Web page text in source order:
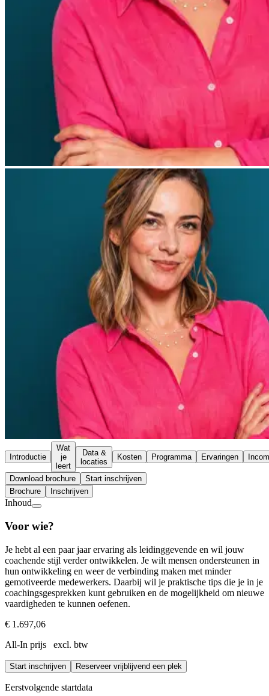
Introductie
Wat
je
leert
Data &
locaties
Kosten Programma Ervaringen
Download brochure
Start inschrijven
Brochure
Inschrijven
Inhoud
Voor wie?
Je hebt al een paar jaar ervaring als leidinggevende en wil jouw
coachende stijl verder ontwikkelen. Je wilt mensen ondersteunen in
hun ontwikkeling en weer de verbinding maken met minder
gemotiveerde medewerkers. Daarbij wil je praktische tips die je in je
coachingsgesprekken kunt gebruiken en de mogelijkheid om nieuwe
vaardigheden te kunnen oefenen.
€ 1.697,06
All-In prijs excl. btw
Start inschrijven Reserveer vrijblijvend een plek
Eerstvolgende startdata